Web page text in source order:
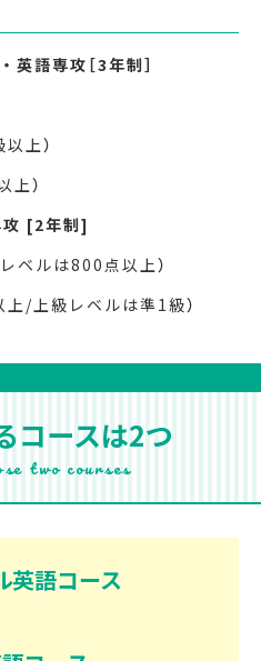
語専攻［3年制］
上）
）
攻 [2年制]
ベルは800点以上）
/上級レベルは準1級）
コースは2つ
two courses
英語コース